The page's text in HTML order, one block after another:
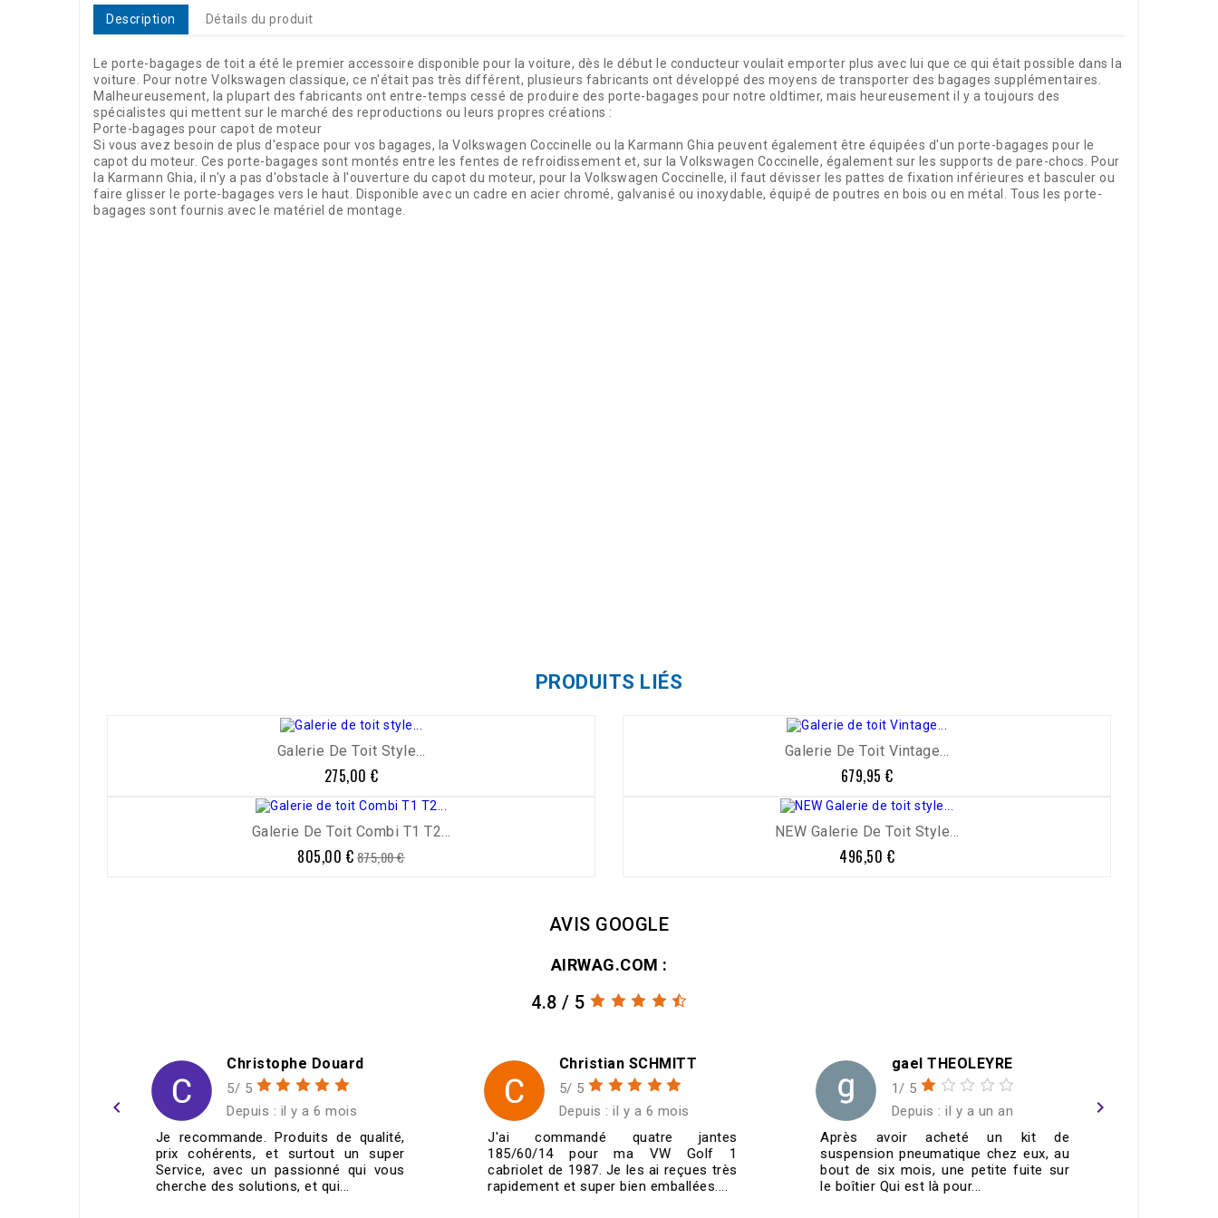
Description Détails du produit
Le porte-bagages de toit a été le premier accessoire disponible pour la voiture, dès le début le conducteur voulait emporter plus avec lui que ce qui était possible dans la
voiture. Pour notre Volkswagen classique, ce n'était pas très différent, plusieurs fabricants ont développé des moyens de transporter des bagages supplémentaires.
Malheureusement, la plupart des fabricants ont entre-temps cessé de produire des porte-bagages pour notre oldtimer, mais heureusement il y a toujours des
spécialistes qui mettent sur le marché des reproductions ou leurs propres créations :
Porte-bagages pour capot de moteur
Si vous avez besoin de plus d'espace pour vos bagages, la Volkswagen Coccinelle ou la Karmann Ghia peuvent également être équipées d'un porte-bagages pour le
capot du moteur. Ces porte-bagages sont montés entre les fentes de refroidissement et, sur la Volkswagen Coccinelle, également sur les supports de pare-chocs. Pour
la Karmann Ghia, il n'y a pas d'obstacle à l'ouverture du capot du moteur, pour la Volkswagen Coccinelle, il faut dévisser les pattes de fixation inférieures et basculer ou
faire glisser le porte-bagages vers le haut. Disponible avec un cadre en acier chromé, galvanisé ou inoxydable, équipé de poutres en bois ou en métal. Tous les porte-
bagages sont fournis avec le matériel de montage.
PRODUITS LIÉS
Galerie De Toit Style...
Prix
275,00 €
Galerie De Toit Vintage...
Prix
679,95 €
Galerie De Toit Combi T1 T2...
Prix
805,00 € Prix
875,00 €
NEW Galerie De Toit Style...
Prix
496,50 €
AVIS GOOGLE
AIRWAG.COM :
4.8 / 5
Christophe Douard
5/ 5
Depuis : il y a 6 mois
Je recommande. Produits de qualité,
prix cohérents, et surtout un super
Service, avec un passionné qui vous
cherche des solutions, et qui...
Christian SCHMITT
5/ 5
Depuis : il y a 6 mois
J'ai commandé quatre jantes
185/60/14 pour ma VW Golf 1
cabriolet de 1987. Je les ai reçues très
rapidement et super bien emballées....
gael THEOLEYRE
1/ 5
Depuis : il y a un an
Après avoir acheté un kit de
suspension pneumatique chez eux, au
bout de six mois, une petite fuite sur
le boîtier Qui est là pour...
navigate_before navigate_next